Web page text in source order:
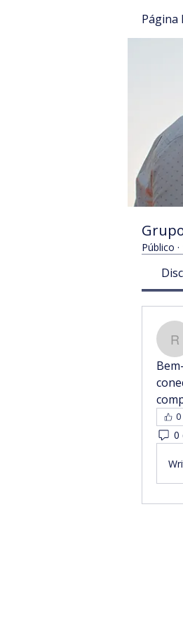
Página
Público ·
0
0